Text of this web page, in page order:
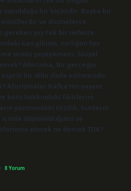
sunulduğu bir biçimdir. Başka bir
ve düzinelerce
gereken şey tek bir nefeste
kan gibisin, varlığını her
sensiz yaşayamam. Sosyal
Aforizma, bir gerçeğin
esprili bir dille ifade edilmesidir.
Aforizmalar Kafka’nın yaşam,
kötü hakkındaki fikirlerini
yazımındaki titizlik, bunların
düşünüldüğünü ve
etmek ne demek TDK?
8 Yorum